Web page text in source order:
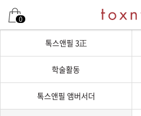
0
톡스앤필 3正
학술활동
톡스앤필 앰버서더